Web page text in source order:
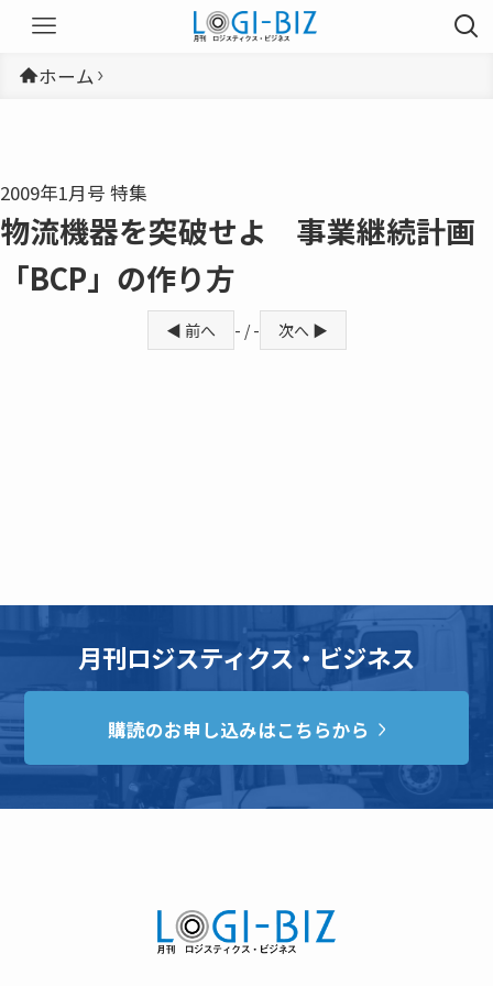
ホーム
2009年1月号 特集
物流機器を突破せよ 事業継続計画
「BCP」の作り方
◀ 前へ - / - 次へ ▶
月刊ロジスティクス・ビジネス
購読のお申し込みはこちらから